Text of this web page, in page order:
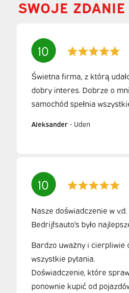
SWOJE ZDANIE
10
Świetna firma, z którą
dobry interes. Dobrze o
samochód spełnia
Aleksander- Uden
10
Nasze doświadczenie w
Bedrijfsauto's było
Bardzo uważny i cierpliwie
wszystkie pytania.
Doświadczenie, które
ponownie kupić od